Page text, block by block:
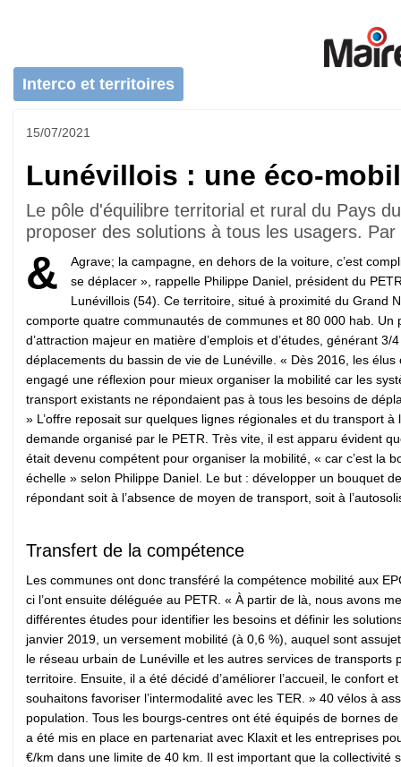
Interco et territoires
15/07/2021
Lunévillois : une éco-
Le pôle d'équilibre territorial et rural du Pays
proposer des solutions à tous les usagers.
&
Agrave; la campagne, en dehors de la voiture, c’est
se déplacer », rappelle Philippe Daniel, président du
Lunévillois (54). Ce territoire, situé à proximité du Grand
comporte quatre communautés de communes et 80 000 hab. Un
d’attraction majeur en matière d’emplois et d’études, générant 3/
déplacements du bassin de vie de Lunéville. « Dès 2016, les élus
engagé une réflexion pour mieux organiser la mobilité car les
transport existants ne répondaient pas à tous les besoins de
» L’offre reposait sur quelques lignes régionales et du transport à
demande organisé par le PETR. Très vite, il est apparu évident
était devenu compétent pour organiser la mobilité, « car c’est la
échelle » selon Philippe Daniel. Le but : développer un bouquet
répondant soit à l’absence de moyen de transport, soit à
Transfert de la compétence
Les communes ont donc transféré la compétence mobilité aux
ci l’ont ensuite déléguée au PETR. « À partir de là, nous avons
différentes études pour identifier les besoins et définir les
janvier 2019, un versement mobilité (à 0,6 %), auquel sont
le réseau urbain de Lunéville et les autres services de
territoire. Ensuite, il a été décidé d’améliorer l’accueil, le confort
souhaitons favoriser l’intermodalité avec les TER. » 40 vélos à
population. Tous les bourgs-centres ont été équipés de bornes
a été mis en place en partenariat avec Klaxit et les entreprises
€/km dans une limite de 40 km. Il est important que la collectivité